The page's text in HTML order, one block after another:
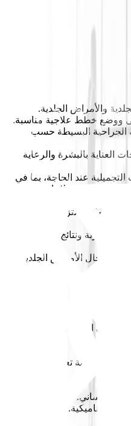
والأمراض الجلدية.
ووضع خطط علاجية مناسبة.
الجراحية البسيطة حسب
العناية بالبشرة والرعاية
عند الحاجة، بما في
ذلك على سبيل المثال لا الحصر Botox، والفيلرز، وعلاجات الليزر،
الالتزام بالمعايير
تجربة ونتائج ممتازة
في مجال الأمراض الجلدية
في الأمراض الجلدية.
المهنة.
التجميلية تعتبر ميزة
وإنساني.
ديناميكية.